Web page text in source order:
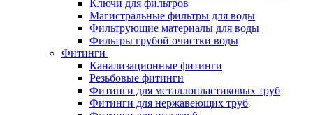
Ключи для фильтров
Магистральные фильтры для воды
Фильтрующие материалы для воды
Фильтры грубой очистки воды
Фитинги
Канализационные фитинги
Резьбовые фитинги
Фитинги для металлопластиковых труб
Фитинги для нержавеющих труб